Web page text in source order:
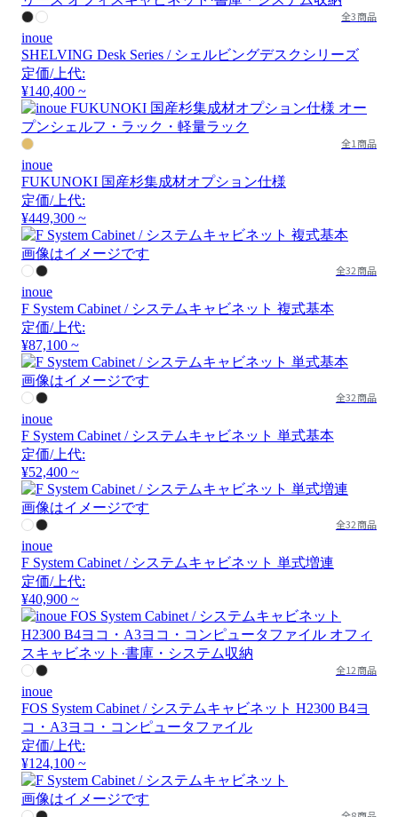
全3商品
inoue
SHELVING Desk Series / シェルビングデスクシリーズ
定価/上代:
¥140,400 ~
全1商品
inoue
FUKUNOKI 国産杉集成材オプション仕様
定価/上代:
¥449,300 ~
画像はイメージです
全32商品
inoue
F System Cabinet / システムキャビネット 複式基本
定価/上代:
¥87,100 ~
画像はイメージです
全32商品
inoue
F System Cabinet / システムキャビネット 単式基本
定価/上代:
¥52,400 ~
画像はイメージです
全32商品
inoue
F System Cabinet / システムキャビネット 単式増連
定価/上代:
¥40,900 ~
全12商品
inoue
FOS System Cabinet / システムキャビネット H2300 B4ヨ
コ・A3ヨコ・コンピュータファイル
定価/上代:
¥124,100 ~
画像はイメージです